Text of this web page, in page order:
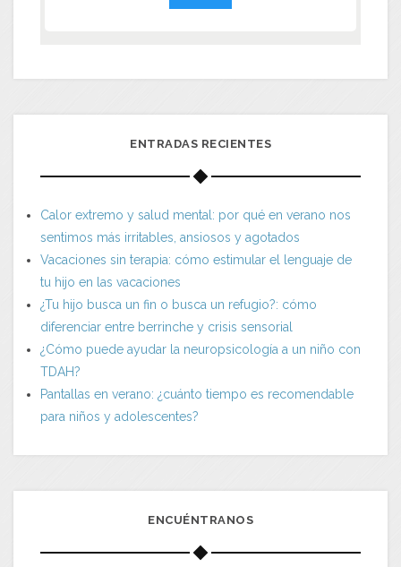
ENTRADAS RECIENTES
Calor extremo y salud mental: por qué en verano nos
sentimos más irritables, ansiosos y agotados
Vacaciones sin terapia: cómo estimular el lenguaje de
tu hijo en las vacaciones
¿Tu hijo busca un fin o busca un refugio?: cómo
diferenciar entre berrinche y crisis sensorial
¿Cómo puede ayudar la neuropsicología a un niño con
TDAH?
Pantallas en verano: ¿cuánto tiempo es recomendable
para niños y adolescentes?
ENCUÉNTRANOS